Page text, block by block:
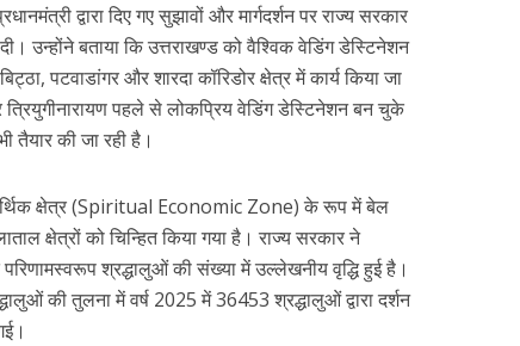
द्वारा दिए गए सुझावों और मार्गदर्शन पर राज्य सरकार
दी। उन्होंने बताया कि उत्तराखण्ड को वैश्विक वेडिंग डेस्टिनेशन
पटवाडांगर और शारदा कॉरिडोर क्षेत्र में कार्य किया जा
पहले से लोकप्रिय वेडिंग डेस्टिनेशन बन चुके
तैयार की जा रही है।
क्षेत्र (Spiritual Economic Zone) के रूप में बेल
क्षेत्रों को चिन्हित किया गया है। राज्य सरकार ने
श्रद्धालुओं की संख्या में उल्लेखनीय वृद्धि हुई है।
की तुलना में वर्ष 2025 में 36453 श्रद्धालुओं द्वारा दर्शन